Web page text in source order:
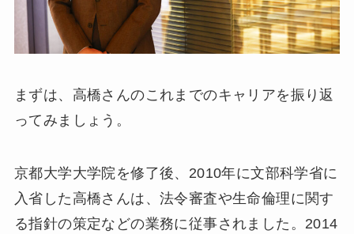
まずは、高橋さんのこれまでのキャリアを振り返
ってみましょう。
京都大学大学院を修了後、2010年に文部科学省に
入省した高橋さんは、法令審査や生命倫理に関す
る指針の策定などの業務に従事されました。2014